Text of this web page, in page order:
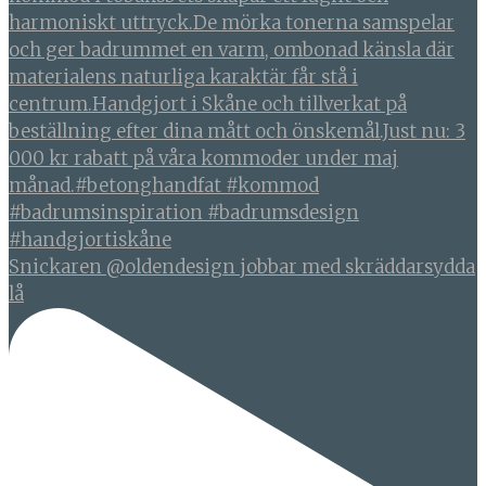
Snickaren @oldendesign jobbar med skräddarsydda
lå